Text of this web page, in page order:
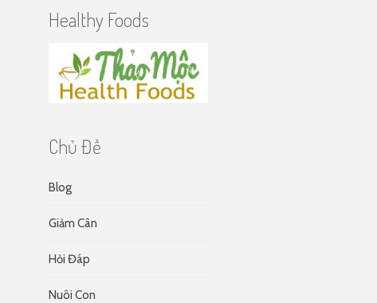
Healthy Foods
Chủ Đề
Blog
Giảm Cân
Hỏi Đáp
Nuôi Con